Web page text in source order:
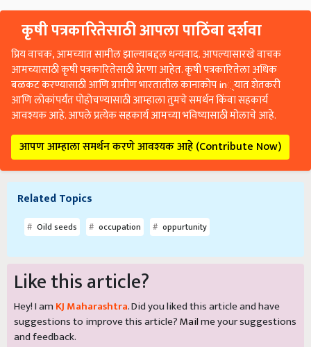
कृषी पत्रकारितेसाठी आपला पाठिंबा दर्शवा
प्रिय वाचक, आमच्यात सामील झाल्याबद्दल धन्यवाद. आपल्यासारखे वाचक
आमच्यासाठी कृषी पत्रकारितेसाठी प्रेरणा आहेत. कृषी पत्रकारितेला अधिक
बळकट करण्यासाठी आणि ग्रामीण भारतातील कानाकोप in्यात शेतकरी
आणि लोकांपर्यंत पोहोचण्यासाठी आम्हाला तुमचे समर्थन किंवा सहकार्य
आवश्यक आहे. आपले प्रत्येक सहकार्य आमच्या भविष्यासाठी मोलाचे आहे.
आपण आम्हाला समर्थन करणे आवश्यक आहे (Contribute Now)
Related Topics
Oild seeds occupation oppurtunity
Like this article?
Hey! I am KJ Maharashtra. Did you liked this article and have
suggestions to improve this article?Mailme your suggestions
and feedback.